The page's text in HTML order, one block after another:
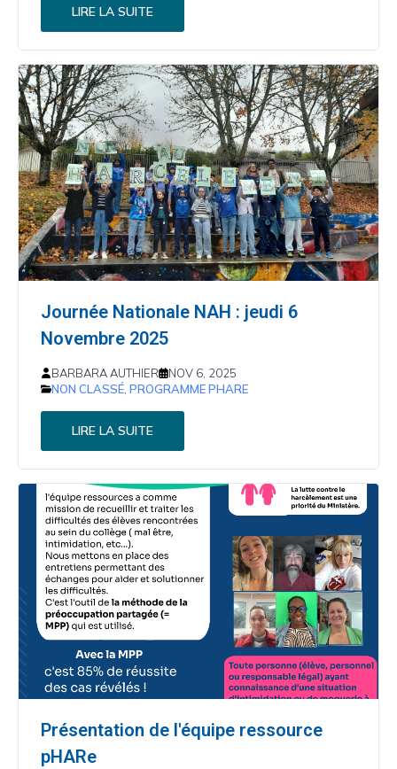
LIRE LA SUITE
Journée Nationale NAH : jeudi 6
Novembre 2025
BARBARA AUTHIER
NOV 6, 2025
NON CLASSÉ, PROGRAMME PHARE
LIRE LA SUITE
Présentation de l'équipe ressource
pHARe